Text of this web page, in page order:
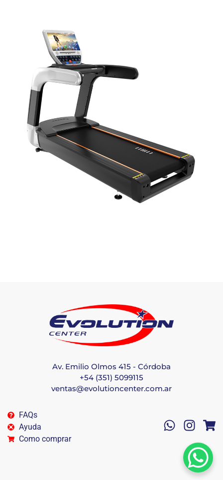
Av. Emilio Olmos 415 - Córdoba
+54 (351) 5099115
ventas@evolutioncenter.com.ar
FAQs
Ayuda
Como comprar